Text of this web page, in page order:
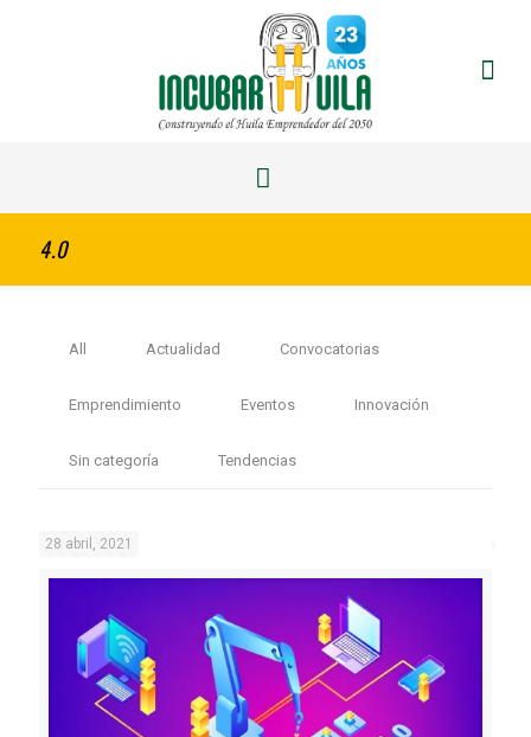
4.0
All Actualidad Convocatorias
Emprendimiento Eventos Innovación
Sin categoría Tendencias
28 abril, 2021